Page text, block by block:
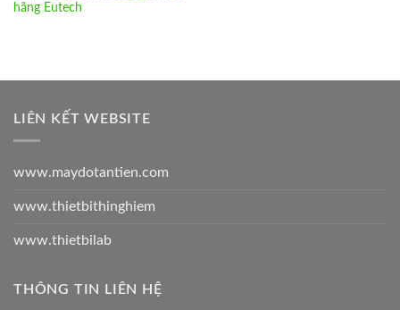
hãng Eutech
LIÊN KẾT WEBSITE
www.maydotantien.com
www.thietbithinghiem
www.thietbilab
THÔNG TIN LIÊN HỆ